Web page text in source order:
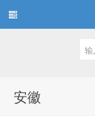
安徽